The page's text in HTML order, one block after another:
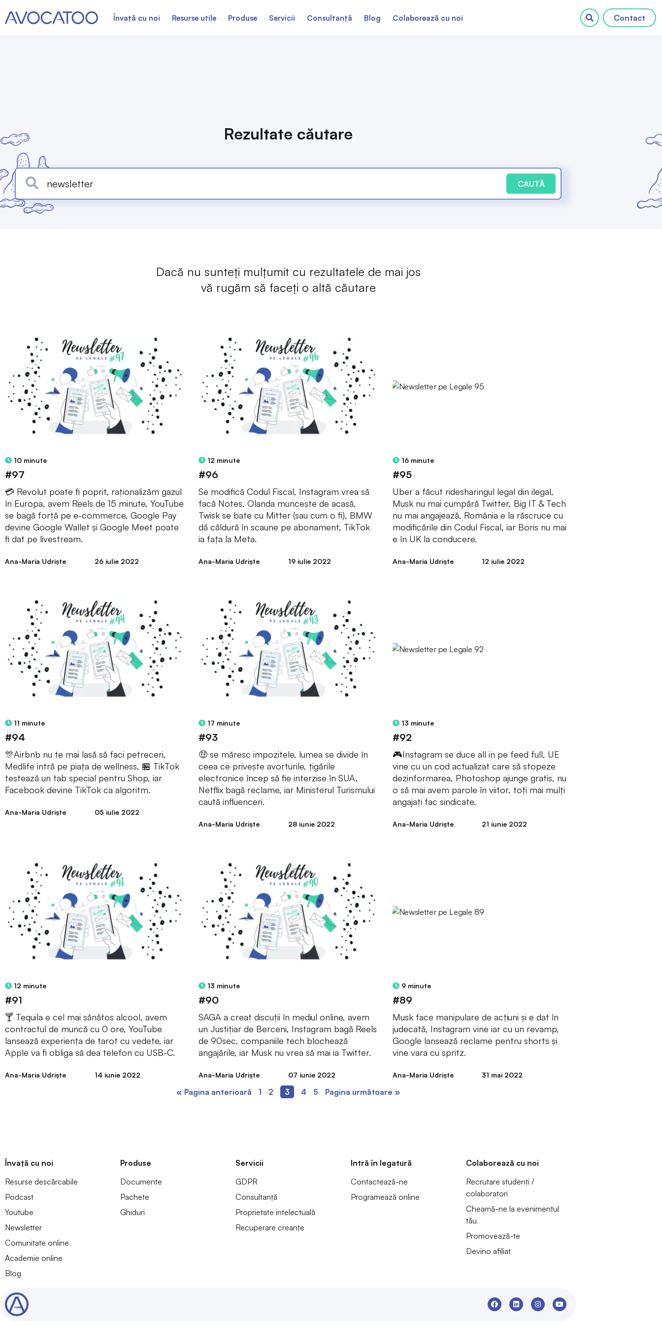
Contact
Învață cu noi Resurse utile Produse Servicii Consultanță Blog Colaborează cu noi
Rezultate căutare
CAUTĂ
Dacă nu sunteți mulțumit cu rezultatele de mai jos
vă rugăm să faceți o altă căutare
10 minute
#97
💳 Revolut poate fi poprit, raționalizăm gazul
în Europa, avem Reels de 15 minute, YouTube
se bagă forță pe e-commerce, Google Pay
devine Google Wallet și Google Meet poate
fi dat pe livestream.
Ana-Maria Udriște 26 iulie 2022
12 minute
#96
Se modifică Codul Fiscal, Instagram vrea să
facă Notes, Olanda muncește de acasă,
Twisk se bate cu Mitter (sau cum o fi), BMW
dă căldură în scaune pe abonament, TikTok
ia fața la Meta.
Ana-Maria Udriște 19 iulie 2022
16 minute
#95
Uber a făcut ridesharingul legal din ilegal,
Musk nu mai cumpără Twitter, Big IT & Tech
nu mai angajează, România e la răscruce cu
modificările din Codul Fiscal, iar Boris nu mai
e în UK la conducere.
Ana-Maria Udriște 12 iulie 2022
11 minute
#94
🎊Airbnb nu te mai lasă să faci petreceri,
Medlife intră pe piața de wellness, 🏪 TikTok
testează un tab special pentru Shop, iar
Facebook devine TikTok ca algoritm.
Ana-Maria Udriște 05 iulie 2022
17 minute
#93
🤑 se măresc impozitele, lumea se divide în
ceea ce privește avorturile, țigările
electronice încep să fie interzise în SUA,
Netflix bagă reclame, iar Ministerul Turismului
caută influenceri.
Ana-Maria Udriște 28 iunie 2022
13 minute
#92
🎮Instagram se duce all in pe feed full, UE
vine cu un cod actualizat care să stopeze
dezinformarea, Photoshop ajunge gratis, nu
o să mai avem parole în viitor, toți mai mulți
angajați fac sindicate.
Ana-Maria Udriște 21 iunie 2022
12 minute
#91
🍸 Tequila e cel mai sănătos alcool, avem
contractul de muncă cu 0 ore, YouTube
lansează experiența de tarot cu vedete, iar
Apple va fi obliga să dea telefon cu USB-C.
Ana-Maria Udriște 14 iunie 2022
13 minute
#90
SAGA a creat discuții în mediul online, avem
un Justițiar de Berceni, Instagram bagă Reels
de 90sec, companiile tech blochează
angajările, iar Musk nu vrea să mai ia Twitter.
Ana-Maria Udriște 07 iunie 2022
9 minute
#89
Musk face manipulare de acțiuni și e dat în
judecată, Instagram vine iar cu un revamp,
Google lansează reclame pentru shorts și
vine vara cu spritz.
Ana-Maria Udriște 31 mai 2022
« Pagina anterioară 1 2 3 4 5 Pagina următoare »
Învață cu noi
Resurse descărcabile
Podcast
Youtube
Newsletter
Comunitate online
Academie online
Blog
Produse
Documente
Pachete
Ghiduri
Servicii
GDPR
Consultanță
Proprietate intelectuală
Recuperare creanțe
Intră în legatură
Contactează-ne
Programează online
Colaborează cu noi
Recrutare studenți /
colaboratori
Cheamă-ne la evenimentul
tău
Promovează-te
Devino afiliat